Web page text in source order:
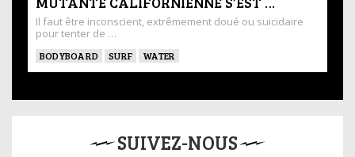
Il faut être inconscient, extrêmement doué ou suicidaire
pour tenter de …
BODYBOARD SURF WATER
SUIVEZ-NOUS